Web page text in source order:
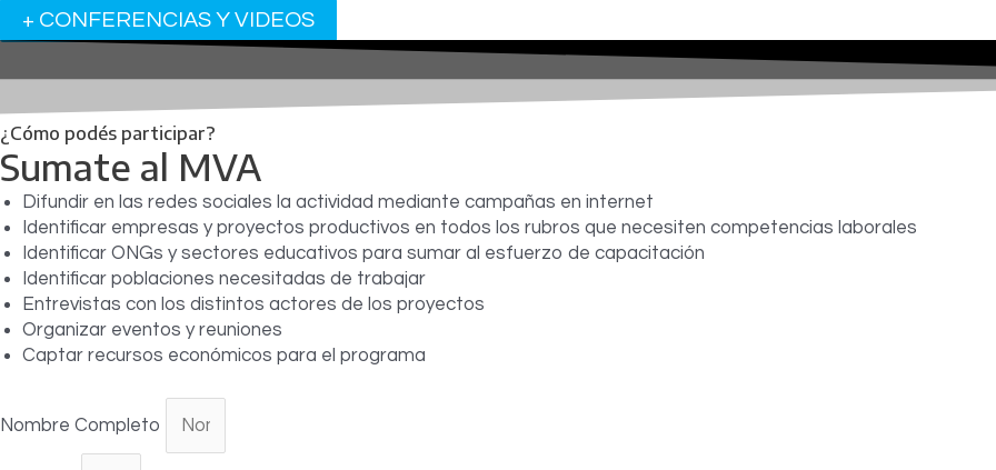
+ CONFERENCIAS Y VIDEOS
¿Cómo podés participar?
Sumate al MVA
Difundir en las redes sociales la actividad mediante campañas en internet
Identificar empresas y proyectos productivos en todos los rubros que necesiten competencias laborales
Identificar ONGs y sectores educativos para sumar al esfuerzo de capacitación
Identificar poblaciones necesitadas de trabajar
Entrevistas con los distintos actores de los proyectos
Organizar eventos y reuniones
Captar recursos económicos para el programa
Nombre Completo